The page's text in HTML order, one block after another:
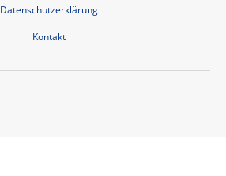
Datenschutzerklärung
Kontakt